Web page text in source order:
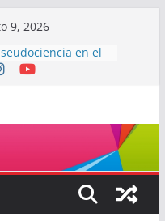
9, 2026
en el
debatir sin
de lo que